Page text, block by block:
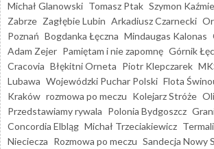
Michał Glanowski Tomasz Ptak Szymon
Zabrze Zagłębie Lubin Arkadiusz Czarnecki
Poznań Bogdanka Łęczna Mindaugas Kalonas
Adam Zejer Pamiętam i nie zapomnę Górnik
Cracovia Błękitni Orneta Piotr Klepczarek
Lubawa Wojewódzki Puchar Polski Flota
Kraków rozmowa po meczu Kolejarz Stróże
Przedstawiamy rywala Polonia Bydgoszcz
Concordia Elbląg Michał Trzeciakiewicz
Nieciecza Rozmowa po meczu Sandecja Nowy